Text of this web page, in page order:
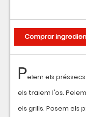
Pelem els
els traiem l'os.
els grills. Posem els
Comprar